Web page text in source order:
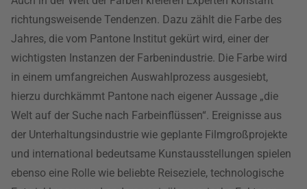
richtungsweisende Tendenzen. Dazu zählt die Farbe des
Jahres, die vom Pantone Institut gekürt wird, einer der
wichtigsten Instanzen der Farbenindustrie. Die Farbe wird
in einem umfangreichen Auswahlprozess ausgesiebt,
hierzu durchkämmt Pantone nach eigener Aussage „die
Welt auf der Suche nach Farbeinflüssen“. Ereignisse aus
der Unterhaltungsindustrie wie geplante Filmgroßprojekte
und international bedeutsame Kunstausstellungen spielen
ebenso eine Rolle wie beliebte Reiseziele, technologische